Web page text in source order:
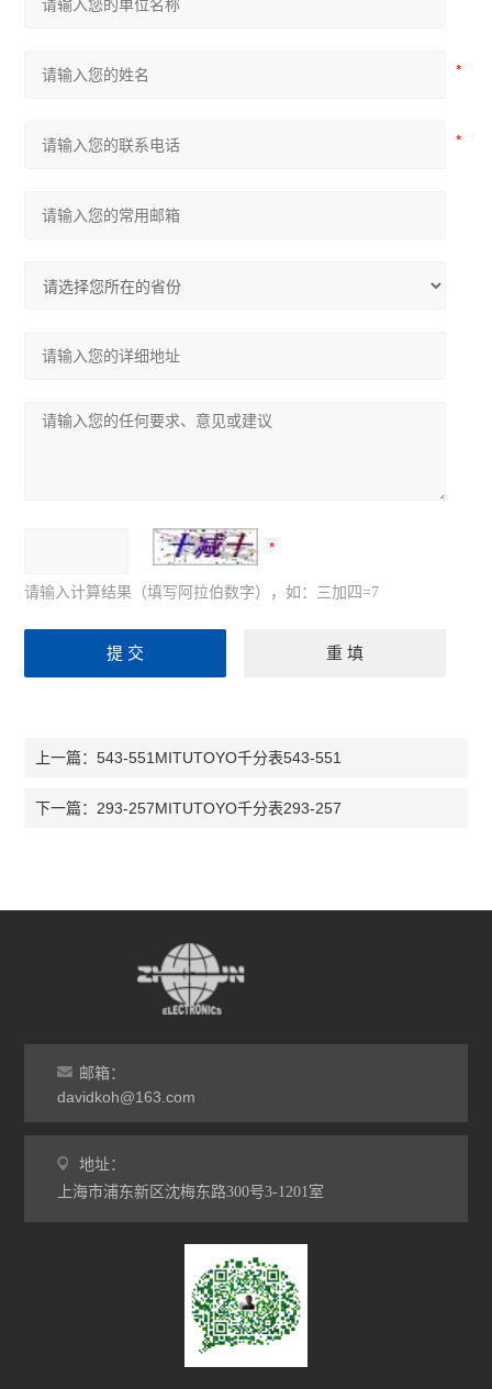
请输入计算结果（填写阿拉伯数字），如：三加四=7
上一篇：543-551MITUTOYO千分表543-551
下一篇：293-257MITUTOYO千分表293-257
邮箱：
davidkoh@163.com
地址：
上海市浦东新区沈梅东路300号3-1201室